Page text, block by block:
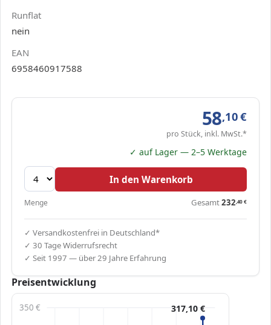
Runflat
nein
EAN
6958460917588
58,10€
pro Stück, inkl. MwSt.*
✓ auf Lager — 2–5 Werktage
In den Warenkorb
Menge Gesamt232,40€
✓ Versandkostenfrei in Deutschland*
✓ 30 Tage Widerrufsrecht
✓ Seit 1997 — über 29 Jahre Erfahrung
Preisentwicklung
350 € 317,10 €